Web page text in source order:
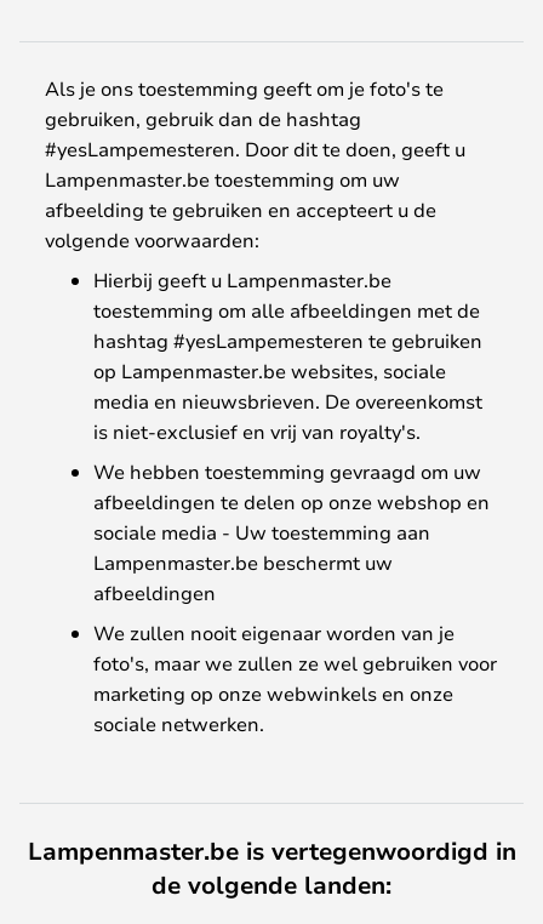
Als je ons toestemming geeft om je foto's te
gebruiken, gebruik dan de hashtag
#yesLampemesteren. Door dit te doen, geeft u
Lampenmaster.be toestemming om uw
afbeelding te gebruiken en accepteert u de
volgende voorwaarden:
Hierbij geeft u Lampenmaster.be
toestemming om alle afbeeldingen met de
hashtag #yesLampemesteren te gebruiken
op Lampenmaster.be websites, sociale
media en nieuwsbrieven. De overeenkomst
is niet-exclusief en vrij van royalty's.
We hebben toestemming gevraagd om uw
afbeeldingen te delen op onze webshop en
sociale media - Uw toestemming aan
Lampenmaster.be beschermt uw
afbeeldingen
We zullen nooit eigenaar worden van je
foto's, maar we zullen ze wel gebruiken voor
marketing op onze webwinkels en onze
sociale netwerken.
Lampenmaster.be is vertegenwoordigd in
de volgende landen: